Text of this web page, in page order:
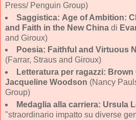
Press/ Penguin Group)
Saggistica: Age of Ambition:
and Faith in the New China di
and Giroux)
Poesia: Faithful and Virtuous
(Farrar, Straus and Giroux)
Letteratura per ragazzi: Brown
Jacqueline Woodson (Nancy
Group)
Medaglia alla carriera: Ursula
"straordinario impatto su diverse